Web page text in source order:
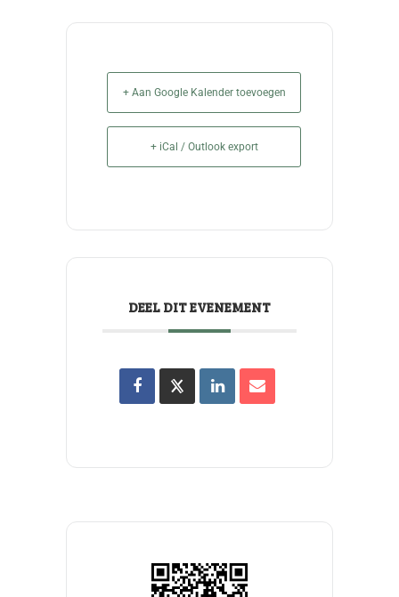
+ Aan Google Kalender toevoegen
+ iCal / Outlook export
DEEL DIT EVENEMENT